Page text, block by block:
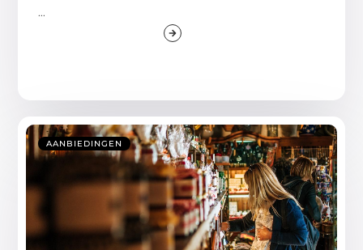
...
AANBIEDINGEN